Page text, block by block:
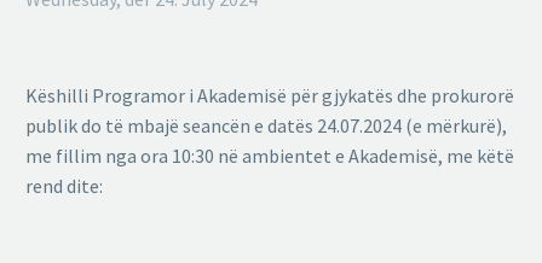
Këshilli Programor i Akademisë për gjykatës dhe prokurorë
publik do të mbajë seancën e datës 24.07.2024 (e mërkurë),
me fillim nga ora 10:30 në ambientet e Akademisë, me këtë
rend dite: